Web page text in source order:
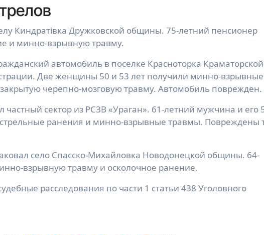
Киндратівка Дружковской общины. 75-летний пенсионер
и минно-взрывную травму.
автомобиль в поселке Красноторка Краматорской
Две женщины 50 и 53 лет получили минно-взрывные
черепно-мозговую травму. Автомобиль поврежден.
частный сектор из РСЗВ «Ураган». 61-летний мужчина и его
ранения и минно-взрывные травмы. Повреждены
село Спасско-Михайловка Новодонецкой общины. 64-
взрывную травму и осколочное ранение.
расследования по части 1 статьи 438 Уголовного